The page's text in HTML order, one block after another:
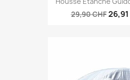
29,90 CHF26,91